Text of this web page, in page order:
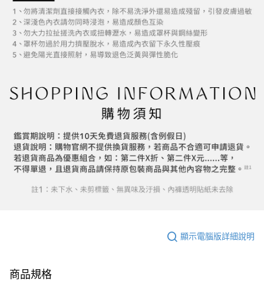
顯示電腦版詳細說明
商品規格